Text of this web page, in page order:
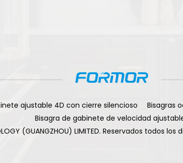
ajustable 4D con cierre silencioso
Bisagras
Bisagra de gabinete de velocidad
(GUANGZHOU) LIMITED. Reservados todos los